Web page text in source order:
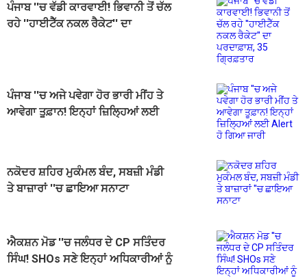
ਪੰਜਾਬ ''ਚ ਵੱਡੀ ਕਾਰਵਾਈ! ਭਿਵਾਨੀ ਤੋਂ ਚੱਲ
ਰਹੇ ''ਹਾਈਟੈੱਕ ਨਕਲ ਰੈਕੇਟ'' ਦਾ
ਪੰਜਾਬ ''ਚ ਅਜੇ ਪਵੇਗਾ ਹੋਰ ਭਾਰੀ ਮੀਂਹ ਤੇ
ਆਵੇਗਾ ਤੂਫ਼ਾਨ! ਇਨ੍ਹਾਂ ਜ਼ਿਲ੍ਹਿਆਂ ਲਈ
ਨਕੋਦਰ ਸ਼ਹਿਰ ਮੁਕੰਮਲ ਬੰਦ, ਸਬਜ਼ੀ ਮੰਡੀ
ਤੇ ਬਾਜ਼ਾਰਾਂ ''ਚ ਛਾਇਆ ਸਨਾਟਾ
ਐਕਸ਼ਨ ਮੋਡ ''ਚ ਜਲੰਧਰ ਦੇ CP ਸਤਿੰਦਰ
ਸਿੰਘ! SHOs ਸਣੇ ਇਨ੍ਹਾਂ ਅਧਿਕਾਰੀਆਂ ਨੂੰ